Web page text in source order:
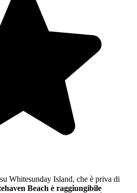
Whitesunday Island, che è priva di
Beach è raggiungibile